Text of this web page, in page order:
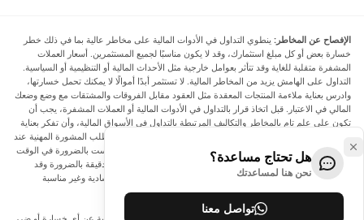
الإفصاح عن المخاطر: ينطوي التداول في الأدوات المالية على مخاطر عالية بما في ذلك خطر
خسارة بعض أو كل مبلغ استثمارك، وقد لا يكون مناسبًا لجميع المستثمرين. أسعار العملات
المشفرة متقلبة للغاية وقد تتأثر بعوامل خارجية مثل الأحداث المالية أو التنظيمية أو السياسية.
التداول على الهامش يزيد من المخاطر المالية. لا تستثمر أبدًا أموالًا لا يمكنك تحمل خسارتها،
وادرس بعناية ملاءمة المنتجات المعقدة مثل العقود مقابل الفروقات والمشتقات مع وضع وضعك
المالي في الاعتبار. قبل اتخاذ قرار بالتداول في الأدوات المالية أو العملات المشفرة، يجب أن
تكون على علم تام بالمخاطر والتكاليف المرتبطة بالتداول في الأسواق المالية، وأن تفكر بعناية
في أهدافك الاستثمارية ومستوى خبرتك ورغبتك في المخاطرة، وأن تطلب المشورة المهنية عند
الحاجة. تود Arincen أن تذكرك بأن البيانات الواردة في هذا الموقع ليست بالضرورة في الوقت
الفعلي وليست دقيقة. البيانات والأسعار الموجودة على الموقع ليست دقيقة بالضرورة وقد
تختلف عن السعر الفعلي في أي سوق معينة، مما يعني أن الأسعار إرشادية وغير مناسبة
لأغراض التداول.
هل تحتاج مساعدة؟
نحن هنا لمساعدتك
تواصل معنا